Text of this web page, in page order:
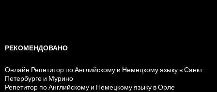
РЕКОМЕНДОВАНО
Онлайн Репетитор по Английскому и Немецкому языку в Санкт-
Петербурге и Мурино
Репетитор по Английскому и Немецкому языку в Орле